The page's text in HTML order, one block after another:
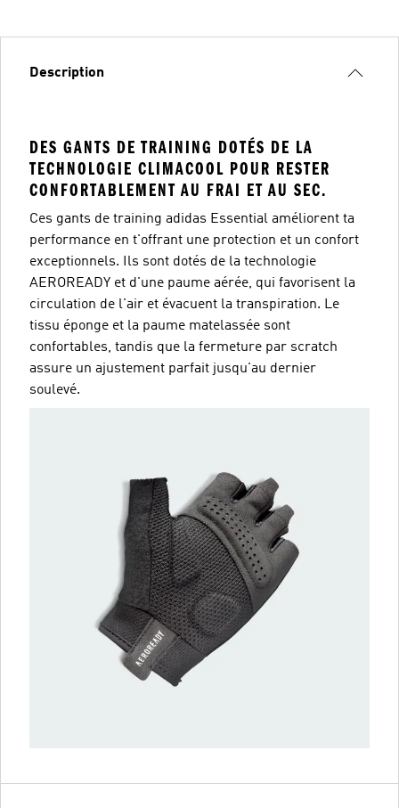
Description
DES GANTS DE TRAINING DOTÉS DE LA
TECHNOLOGIE CLIMACOOL POUR RESTER
CONFORTABLEMENT AU FRAI ET AU SEC.
Ces gants de training adidas Essential améliorent ta
performance en t'offrant une protection et un confort
exceptionnels. Ils sont dotés de la technologie
AEROREADY et d'une paume aérée, qui favorisent la
circulation de l'air et évacuent la transpiration. Le
tissu éponge et la paume matelassée sont
confortables, tandis que la fermeture par scratch
assure un ajustement parfait jusqu'au dernier
soulevé.